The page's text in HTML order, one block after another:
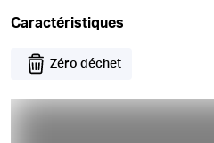
Caractéristiques
Zéro déchet